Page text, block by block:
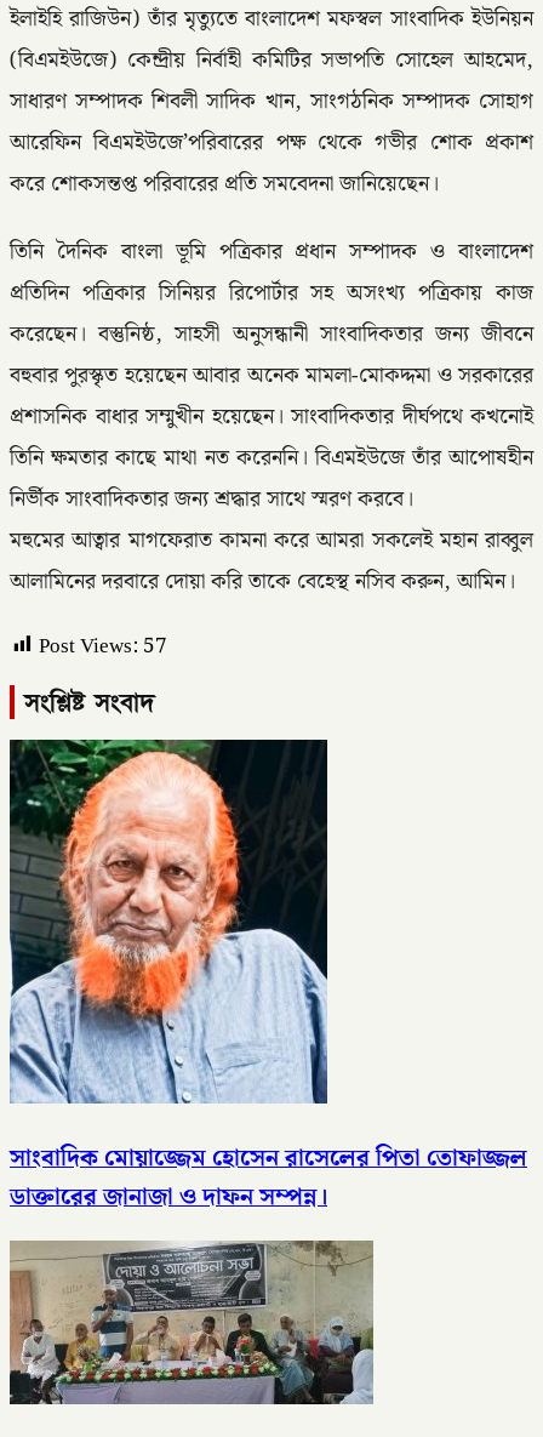
ইলাইহি রাজিউন) তাঁর মৃত্যুতে বাংলাদেশ মফস্বল সাংবাদিক ইউনিয়ন
(বিএমইউজে) কেন্দ্রীয় নির্বাহী কমিটির সভাপতি সোহেল আহমেদ,
সাধারণ সম্পাদক শিবলী সাদিক খান, সাংগঠনিক সম্পাদক সোহাগ
আরেফিন বিএমইউজে’পরিবারের পক্ষ থেকে গভীর শোক প্রকাশ
করে শোকসন্তপ্ত পরিবারের প্রতি সমবেদনা জানিয়েছেন।
তিনি দৈনিক বাংলা ভূমি পত্রিকার প্রধান সম্পাদক ও বাংলাদেশ
প্রতিদিন পত্রিকার সিনিয়র রিপোর্টার সহ অসংখ্য পত্রিকায় কাজ
করেছেন। বস্তুনিষ্ঠ, সাহসী অনুসন্ধানী সাংবাদিকতার জন্য জীবনে
বহুবার পুরস্কৃত হয়েছেন আবার অনেক মামলা-মোকদ্দমা ও সরকারের
প্রশাসনিক বাধার সম্মুখীন হয়েছেন। সাংবাদিকতার দীর্ঘপথে কখনোই
তিনি ক্ষমতার কাছে মাথা নত করেননি। বিএমইউজে তাঁর আপোষহীন
নির্ভীক সাংবাদিকতার জন্য শ্রদ্ধার সাথে স্মরণ করবে।
মহুমের আত্বার মাগফেরাত কামনা করে আমরা সকলেই মহান রাব্বুল
আলামিনের দরবারে দোয়া করি তাকে বেহেস্থ নসিব করুন, আমিন।
Post Views: 57
সংশ্লিষ্ট সংবাদ
সাংবাদিক মোয়াজ্জেম হোসেন রাসেলের পিতা তোফাজ্জল
ডাক্তারের জানাজা ও দাফন সম্পন্ন।